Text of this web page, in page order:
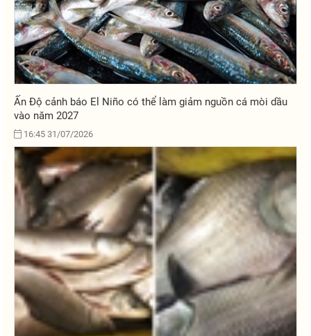
Ấn Độ cảnh báo El Niño có thể làm giảm nguồn cá mòi dầu
vào năm 2027
16:45 31/07/2026